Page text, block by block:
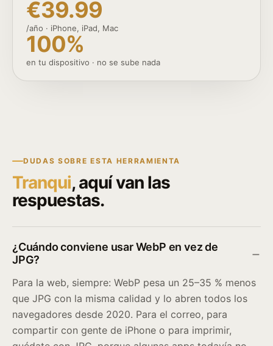
€39.99
/año · iPhone, iPad, Mac
100%
en tu dispositivo · no se sube nada
DUDAS SOBRE ESTA HERRAMIENTA
Tranqui, aquí van las
respuestas.
¿Cuándo conviene usar WebP en vez de
JPG?
Para la web, siempre: WebP pesa un 25–35 % menos
que JPG con la misma calidad y lo abren todos los
navegadores desde 2020. Para el correo, para
compartir con gente de iPhone o para imprimir,